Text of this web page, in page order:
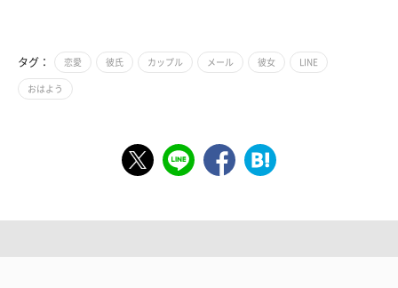
タグ： 恋愛 彼氏 カップル メール 彼女 LINE
おはよう